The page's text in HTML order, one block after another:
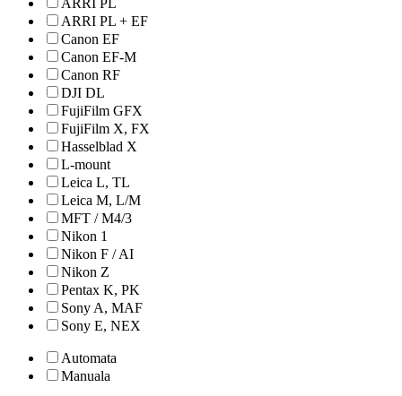
ARRI PL + EF
Canon EF
Canon EF-M
Canon RF
DJI DL
FujiFilm GFX
FujiFilm X, FX
Hasselblad X
L-mount
Leica L, TL
Leica M, L/M
MFT / M4/3
Nikon 1
Nikon F / AI
Nikon Z
Pentax K, PK
Sony A, MAF
Sony E, NEX
Automata
Manuala